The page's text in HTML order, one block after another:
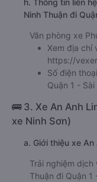
Ninh Thuận đi
Văn phòng xe
Xem địa chỉ
https://
Số điện
Quận 1 - Sài
🚌 3. Xe An Anh
xe Ninh Sơn)
a. Giới thiệu xe
Trải nghiệm dịch
Thuận đi Quận 1